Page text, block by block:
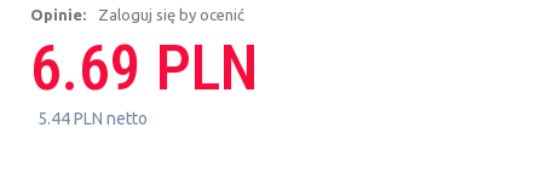
Opinie: Zaloguj się by ocenić
6.69 PLN
5.44 PLN netto